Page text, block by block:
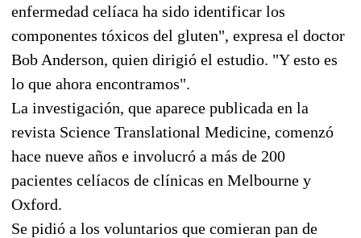
enfermedad celíaca ha sido identificar los
componentes tóxicos del gluten", expresa el doctor
Bob Anderson, quien dirigió el estudio. "Y esto es
lo que ahora encontramos".
La investigación, que aparece publicada en la
revista Science Translational Medicine, comenzó
hace nueve años e involucró a más de 200
pacientes celíacos de clínicas en Melbourne y
Oxford.
Se pidió a los voluntarios que comieran pan de